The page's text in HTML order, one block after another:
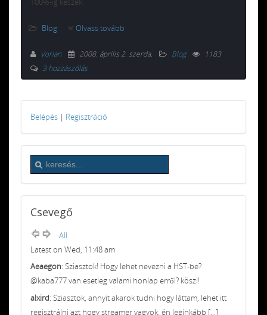
Blog Olvass tovább
Vorian 2008. április 2. szerda. Blog
1183
3 hozzászólás
Belépés | Regisztráció
Csevegő
All
Latest on Wed, 11:48 am
Aeaegon: Sziasztok! Hogy lehet nevezni a HST-be?
@kaba777 van esetleg valami honlap erről? köszi!
alxird: Sziasztok, annyit akarok tudni hogy láttam, lehet itt
regisztrálni azt hogy streamer vagyok, én leginkább [...]